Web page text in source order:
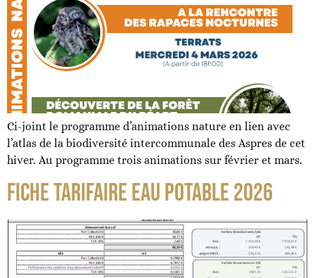
Ci-joint le programme d’animations nature en lien avec
l’atlas de la biodiversité intercommunale des Aspres de cet
hiver. Au programme trois animations sur février et mars.
FICHE TARIFAIRE EAU POTABLE 2026